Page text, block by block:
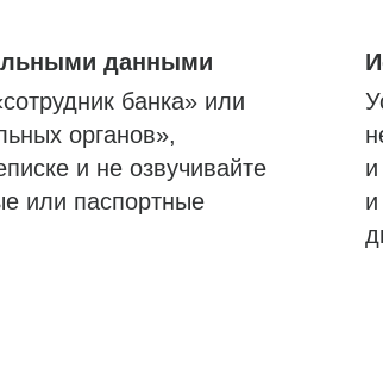
данными
банка» или
органов»,
и не озвучивайте
или паспортные